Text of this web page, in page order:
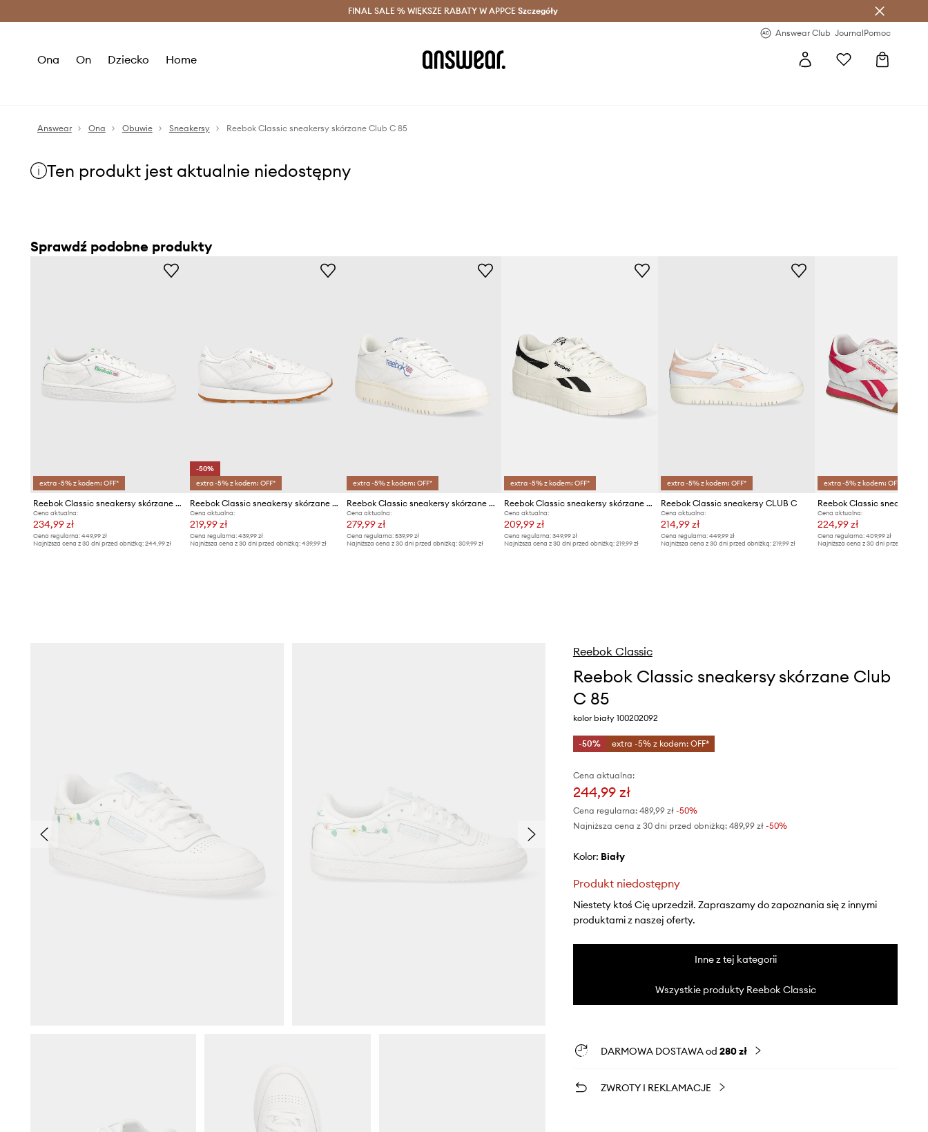
Oszczędzaj z Answear Club > Dostawa nawet w 24h >
FINAL SALE % WIĘKSZE RABATY W APPCE Szczegóły
Answear Club JournalPomoc
Ona On Dziecko Home
Answear Ona Obuwie Sneakersy Reebok Classic sneakersy skórzane Club C 85
Ten produkt jest aktualnie niedostępny
Sprawdź podobne produkty
extra -5% z kodem: OFF*
Reebok Classic sneakersy skórzane CLUB C
Cena aktualna:
234,99 zł
Cena regularna: 449,99 zł
Najniższa cena z 30 dni przed obniżką: 244,99 zł
-50%
extra -5% z kodem: OFF*
Reebok Classic sneakersy skórzane CLASSIC LEATHER
Cena aktualna:
219,99 zł
Cena regularna:439,99 zł
Najniższa cena z 30 dni przed obniżką:439,99 zł
extra -5% z kodem: OFF*
Reebok Classic sneakersy skórzane Club C
Cena aktualna:
279,99 zł
Cena regularna: 539,99 zł
Najniższa cena z 30 dni przed obniżką: 309,99 zł
extra -5% z kodem: OFF*
Reebok Classic sneakersy skórzane Court Advance Surge
Cena aktualna:
209,99 zł
Cena regularna: 349,99 zł
Najniższa cena z 30 dni przed obniżką: 219,99 zł
extra -5% z kodem: OFF*
Reebok Classic sneakersy CLUB C
Cena aktualna:
214,99 zł
Cena regularna:449,99 zł
Najniższa cena z 30 dni przed obniżką:219,99 zł
extra -5% z kodem: OFF*
Cena aktualna:
224,99 zł
Cena regularna: 409,99 zł
Najniższa cena z 30 dni przed obniżką:
Reebok Classic
Reebok Classic sneakersy skórzane Club
C 85
kolor biały 100202092
-50% extra -5% z kodem: OFF*
Cena aktualna:
244,99 zł
Cena regularna: 489,99 zł-50%
Najniższa cena z 30 dni przed obniżką: 489,99 zł -50%
Kolor: biały
Produkt niedostępny
Niestety ktoś Cię uprzedził. Zapraszamy do zapoznania się z innymi
produktami z naszej oferty.
Inne z tej kategorii
Wszystkie produkty Reebok Classic
DARMOWA DOSTAWA od 280 zł
ZWROTY I REKLAMACJE